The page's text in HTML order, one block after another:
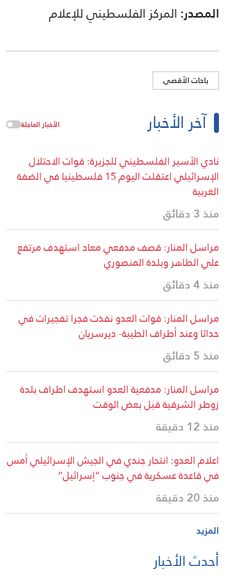
المصدر: المركز الفلسطيني للإعلام
باحات الأقصى
آخر الأخبار الأخبار العاجلة
نادي الأسير الفلسطيني للجزيرة: قوات الاحتلال
الإسرائيلي اعتقلت اليوم 15 فلسطينيا في الضفة
الغربية
منذ 3 دقائق
مراسل المنار: قصف مدفعي معاد استهدف مرتفع
علي الطاهر وبلدة المنصوري
منذ 4 دقائق
مراسل المنار: قوات العدو نفذت فجرا تفجيرات في
حداثا وعند أطراف الطيبة- ديرسريان
منذ 5 دقائق
مراسل المنار: مدفعية العدو استهدف اطراف بلدة
زوطر الشرقية قبل بعض الوقت
منذ 12 دقيقة
اعلام العدو: انتحار جندي في الجيش الإسرائيلي أمس
في قاعدة عسكرية في جنوب “إسرائيل”
منذ 20 دقيقة
المزيد
أحدث الأخبار